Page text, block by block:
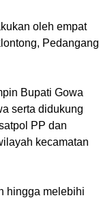
oleh empat
Pedangang
Bupati Gowa
serta didukung
PP dan
kecamatan
hingga melebihi